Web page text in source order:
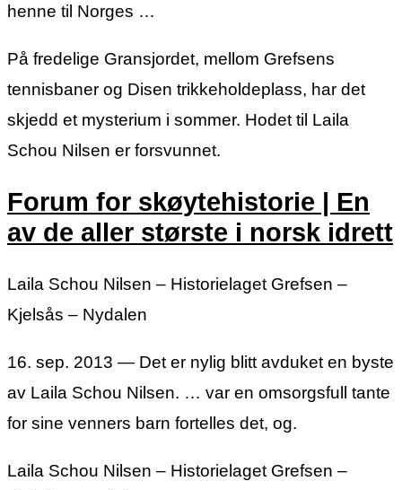
henne til Norges …
På fredelige Gransjordet, mellom Grefsens
tennisbaner og Disen trikkeholdeplass, har det
skjedd et mysterium i sommer. Hodet til Laila
Schou Nilsen er forsvunnet.
Forum for skøytehistorie | En
av de aller største i norsk idrett
Laila Schou Nilsen – Historielaget Grefsen –
Kjelsås – Nydalen
16. sep. 2013 — Det er nylig blitt avduket en byste
av Laila Schou Nilsen. … var en omsorgsfull tante
for sine venners barn fortelles det, og.
Laila Schou Nilsen – Historielaget Grefsen –